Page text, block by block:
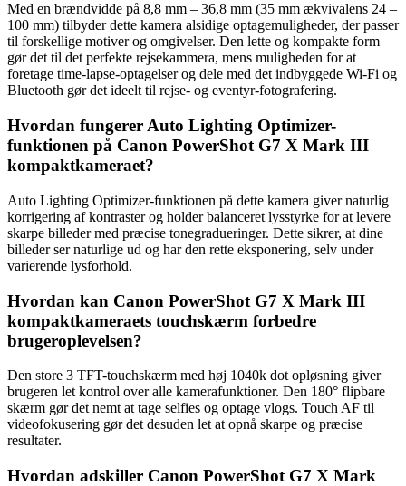
Med en brændvidde på 8,8 mm – 36,8 mm (35 mm ækvivalens 24 –
100 mm) tilbyder dette kamera alsidige optagemuligheder, der passer
til forskellige motiver og omgivelser. Den lette og kompakte form
gør det til det perfekte rejsekammera, mens muligheden for at
foretage time-lapse-optagelser og dele med det indbyggede Wi-Fi og
Bluetooth gør det ideelt til rejse- og eventyr-fotografering.
Hvordan fungerer Auto Lighting Optimizer-
funktionen på Canon PowerShot G7 X Mark III
kompaktkameraet?
Auto Lighting Optimizer-funktionen på dette kamera giver naturlig
korrigering af kontraster og holder balanceret lysstyrke for at levere
skarpe billeder med præcise tonegradueringer. Dette sikrer, at dine
billeder ser naturlige ud og har den rette eksponering, selv under
varierende lysforhold.
Hvordan kan Canon PowerShot G7 X Mark III
kompaktkameraets touchskærm forbedre
brugeroplevelsen?
Den store 3 TFT-touchskærm med høj 1040k dot opløsning giver
brugeren let kontrol over alle kamerafunktioner. Den 180° flipbare
skærm gør det nemt at tage selfies og optage vlogs. Touch AF til
videofokusering gør det desuden let at opnå skarpe og præcise
resultater.
Hvordan adskiller Canon PowerShot G7 X Mark